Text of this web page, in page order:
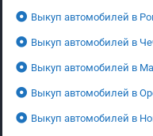
Выкуп автомобилей в
Выкуп автомобилей в
Выкуп автомобилей в
Выкуп автомобилей в
Выкуп автомобилей в